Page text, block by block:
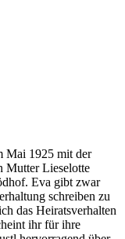
Mai 1925 mit der
Mutter Lieselotte
Eva gibt zwar
schreiben zu
das Heiratsverhalten
ihr für ihre